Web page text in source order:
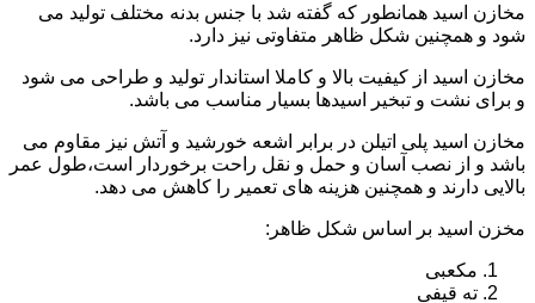
مخازن اسید همانطور که گفته شد با جنس بدنه مختلف تولید می
شود و همچنین شکل ظاهر متفاوتی نیز دارد.
مخازن اسید از کیفیت بالا و کاملا استاندار تولید و طراحی می شود
و برای نشت و تبخیر اسیدها بسیار مناسب می باشد.
مخازن اسید پلی اتیلن در برابر اشعه خورشید و آتش نیز مقاوم می
باشد و از نصب آسان و حمل و نقل راحت برخوردار است،طول عمر
بالایی دارند و همچنین هزینه های تعمیر را کاهش می دهد.
مخزن اسید بر اساس شکل ظاهر:
مکعبی
ته قیفی